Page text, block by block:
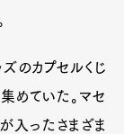
のカプセルくじ
めていた。マセ
入ったさまざま